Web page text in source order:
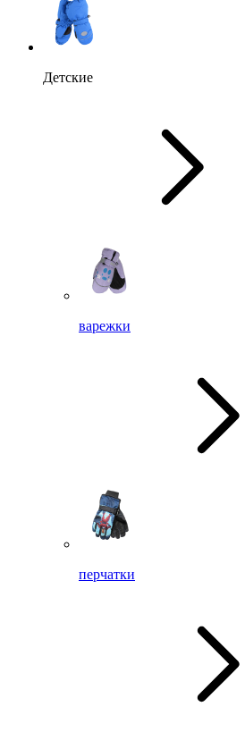
Детские
варежки
перчатки